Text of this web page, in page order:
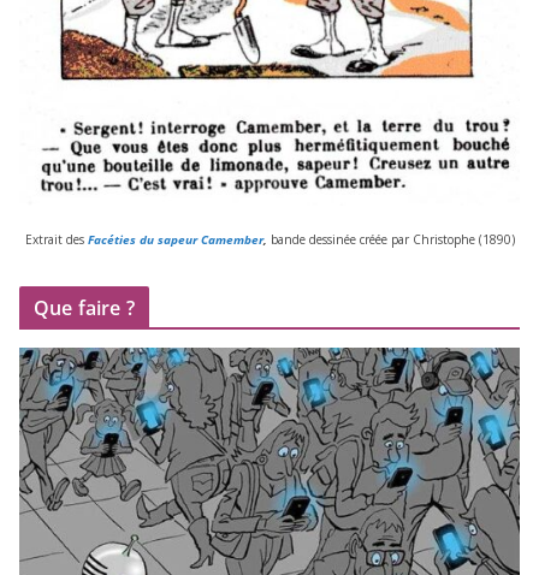
Extrait desFacéties du sapeur Camember, bande des­si­née créée par Christophe (1890)
Que faire ?